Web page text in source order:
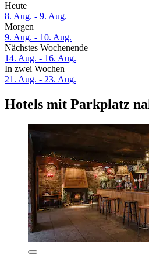
Heute
8. Aug. - 9. Aug.
Morgen
9. Aug. - 10. Aug.
Nächstes Wochenende
14. Aug. - 16. Aug.
In zwei Wochen
21. Aug. - 23. Aug.
Hotels mit Parkplatz